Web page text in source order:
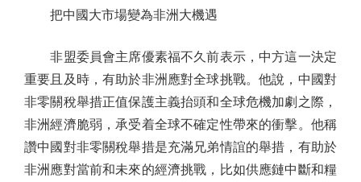
把中國大市場變為非洲大機遇
非盟委員會主席優素福不久前表示，中方這一決定
重要且及時，有助於非洲應對全球挑戰。他說，中國對
非零關稅舉措正值保護主義抬頭和全球危機加劇之際，
非洲經濟脆弱，承受着全球不確定性帶來的衝擊。他稱
讚中國對非零關稅舉措是充滿兄弟情誼的舉措，有助於
非洲應對當前和未來的經濟挑戰，比如供應鏈中斷和糧